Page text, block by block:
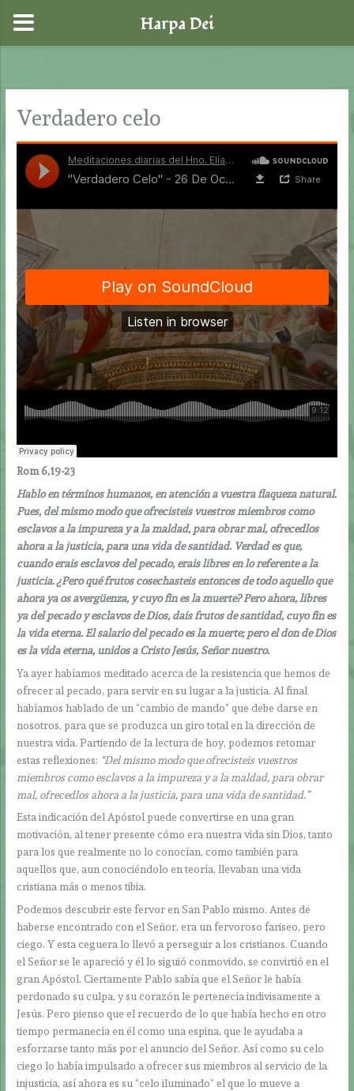
contenido
Verdadero celo
Rom 6,19-23
Hablo en términos humanos, en atención a vuestra flaqueza natural.
Pues, del mismo modo que ofrecisteis vuestros miembros como
esclavos a la impureza y a la maldad, para obrar mal, ofrecedlos
ahora a la justicia, para una vida de santidad. Verdad es que,
cuando erais esclavos del pecado, erais libres en lo referente a la
justicia. ¿Pero qué frutos cosechasteis entonces de todo aquello que
ahora ya os avergüenza, y cuyo fin es la muerte? Pero ahora, libres
ya del pecado y esclavos de Dios, dais frutos de santidad, cuyo fin es
la vida eterna. El salario del pecado es la muerte; pero el don de Dios
es la vida eterna, unidos a Cristo Jesús, Señor nuestro.
Ya ayer habíamos meditado acerca de la resistencia que hemos de
ofrecer al pecado, para servir en su lugar a la justicia. Al final
habíamos hablado de un “cambio de mando” que debe darse en
nosotros, para que se produzca un giro total en la dirección de
nuestra vida. Partiendo de la lectura de hoy, podemos retomar
estas reflexiones: “Del mismo modo que ofrecisteis vuestros
miembros como esclavos a la impureza y a la maldad, para obrar
mal, ofrecedlos ahora a la justicia, para una vida de santidad.”
Esta indicación del Apóstol puede convertirse en una gran
motivación, al tener presente cómo era nuestra vida sin Dios, tanto
para los que realmente no lo conocían, como también para
aquellos que, aun conociéndolo en teoría, llevaban una vida
cristiana más o menos tibia.
Podemos descubrir este fervor en San Pablo mismo. Antes de
haberse encontrado con el Señor, era un fervoroso fariseo, pero
ciego. Y esta ceguera lo llevó a perseguir a los cristianos. Cuando
el Señor se le apareció y él lo siguió conmovido, se convirtió en el
gran Apóstol. Ciertamente Pablo sabía que el Señor le había
perdonado su culpa, y su corazón le pertenecía indivisamente a
Jesús. Pero pienso que el recuerdo de lo que había hecho en otro
tiempo permanecía en él como una espina, que le ayudaba a
esforzarse tanto más por el anuncio del Señor. Así como su celo
ciego lo había impulsado a ofrecer sus miembros al servicio de la
injusticia, así ahora es su “celo iluminado” el que lo mueve a
Harpa Dei